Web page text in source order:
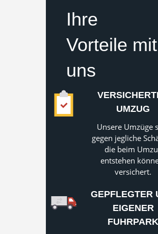
Ihre
Vorteile mit
uns
UMZUG
Unsere Umzüge
gegen jegliche
die beim
entstehen
versichert.
GEPFLEGTER
EIGENER
FUHRPARK